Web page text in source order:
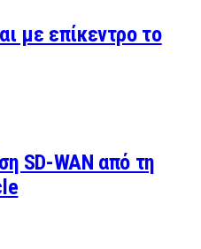
με επίκεντρο το
SD-WAN από τη